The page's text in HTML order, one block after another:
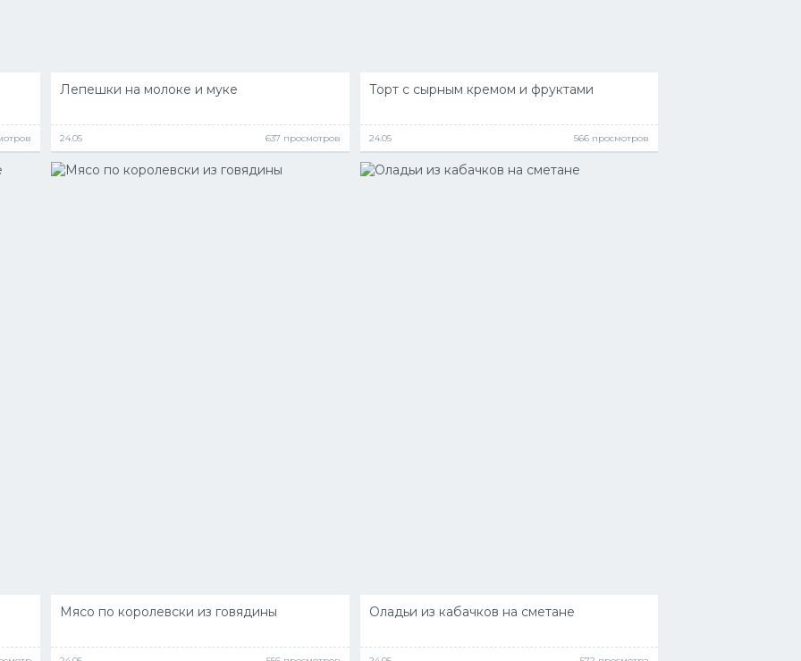
Лепешки на молоке и муке
24.05 637 просмотров
Торт с сырным кремом и фруктами
24.05 566 просмотров
Мясо по королевски из говядины Оладьи из кабачков на сметане